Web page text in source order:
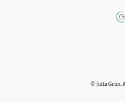
© Jutta Grün.